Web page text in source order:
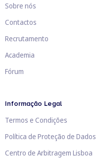
Sobre nós
Contactos
Recrutamento
Academia
Fórum
Informação Legal
Termos e Condições
Política de Proteção de Dados
Centro de Arbitragem Lisboa